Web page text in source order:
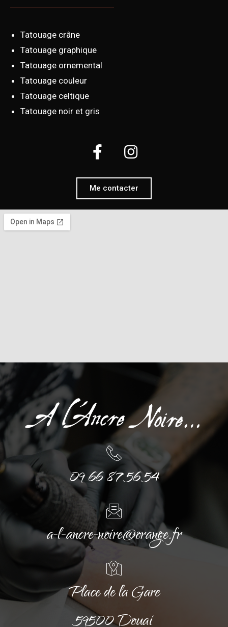
Tatouage crâne
Tatouage graphique
Tatouage ornemental
Tatouage couleur
Tatouage celtique
Tatouage noir et gris
Me contacter
09 66 87 56 54
a-l-ancre-noire@orange.fr
Place de la Gare